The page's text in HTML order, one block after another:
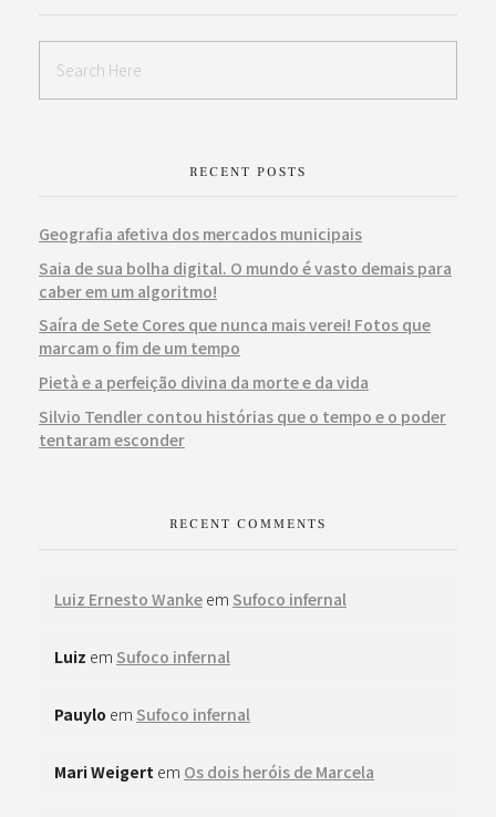
RECENT POSTS
Geografia afetiva dos mercados municipais
Saia de sua bolha digital. O mundo é vasto demais para
caber em um algoritmo!
Saíra de Sete Cores que nunca mais verei! Fotos que
marcam o fim de um tempo
Pietà e a perfeição divina da morte e da vida
Silvio Tendler contou histórias que o tempo e o poder
tentaram esconder
RECENT COMMENTS
Luiz Ernesto Wanke em Sufoco infernal
Luiz em Sufoco infernal
Pauylo em Sufoco infernal
Mari Weigert em Os dois heróis de Marcela